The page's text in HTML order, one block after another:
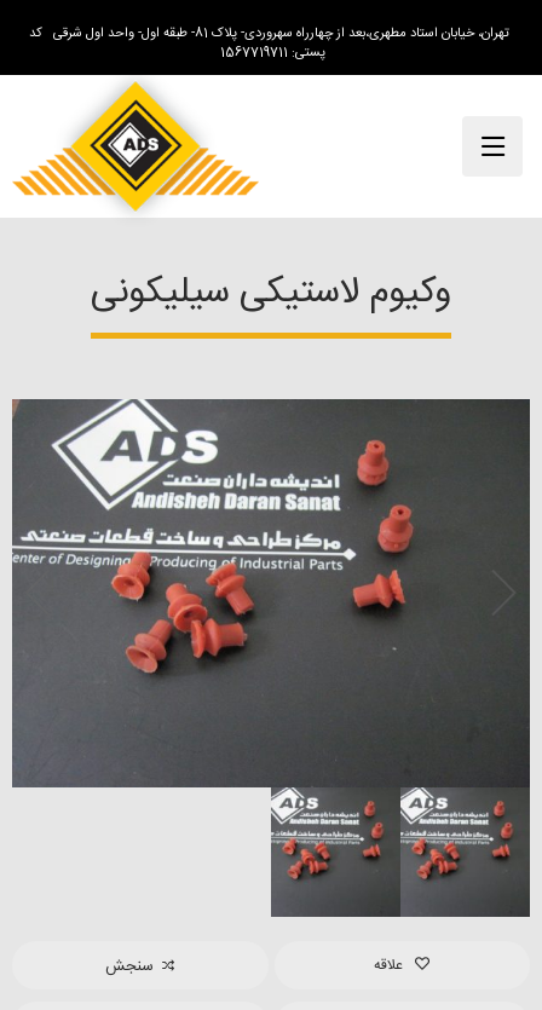
تهران، خیابان استاد مطهری،بعد از چهارراه سهروردی- پلاک 81- طبقه اول- واحد اول شرقی کد
پستی: 1567719711
وکیوم لاستیکی سیلیکونی
علاقه سنجش